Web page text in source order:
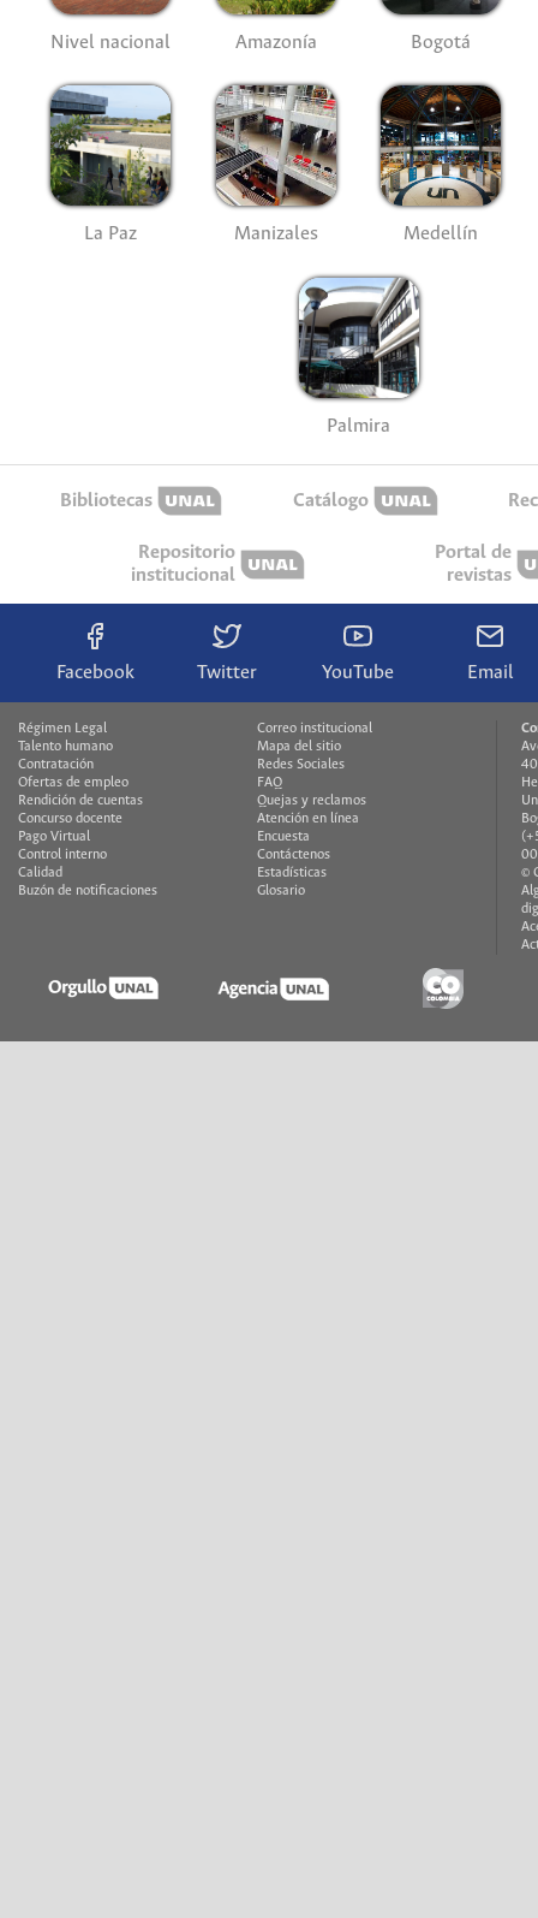
Nivel nacional Amazonía Bogotá
La Paz Manizales Medellín
Palmira
Bibliotecas Catálogo
Repositorio
institucional
Portal de
revistas
Facebook Twitter YouTube Email
Régimen Legal
Talento humano
Contratación
Ofertas de empleo
Rendición de cuentas
Concurso docente
Pago Virtual
Control interno
Calidad
Buzón de notificaciones
Correo institucional
Mapa del sitio
Redes Sociales
FAQ
Quejas y reclamos
Atención en línea
Encuesta
Contáctenos
Estadísticas
Glosario
©